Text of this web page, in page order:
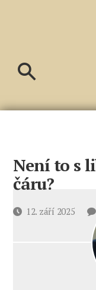
Není to s
čáru?
Datum12. září 2025